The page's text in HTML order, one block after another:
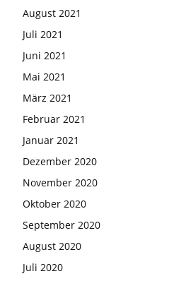
August 2021
Juli 2021
Juni 2021
Mai 2021
März 2021
Februar 2021
Januar 2021
Dezember 2020
November 2020
Oktober 2020
September 2020
August 2020
Juli 2020